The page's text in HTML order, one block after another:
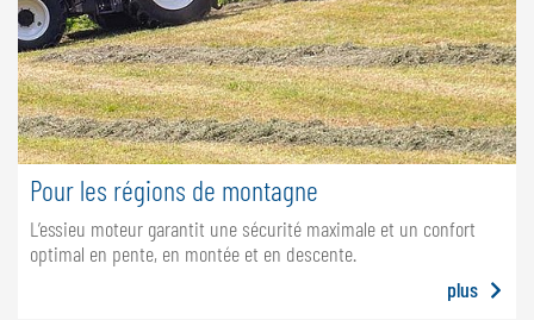
Pour les régions de montagne
L’essieu moteur garantit une sécurité maximale et un confort
optimal en pente, en montée et en descente.
plus